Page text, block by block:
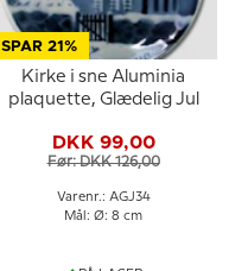
SPAR 21%
Kirke i sne Aluminia
plaquette, Glædelig Jul
DKK 99,00
Før: DKK 126,00
Varenr.: AGJ34
Mål: Ø: 8 cm